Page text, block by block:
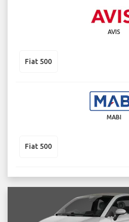
AVIS
Fiat 500
MABI
Fiat 500